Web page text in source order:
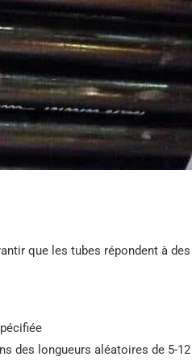
que les tubes répondent à
des longueurs aléatoires de 5-